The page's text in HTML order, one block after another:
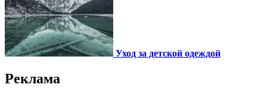
Уход за детской одеждой
Реклама